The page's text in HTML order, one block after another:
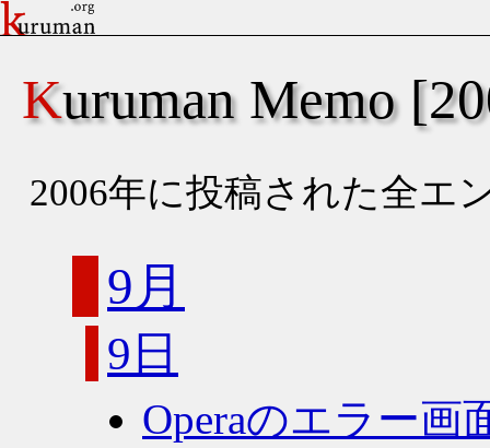
Kuruman Memo
2006年に投稿された全エ
9月
9日
Operaのエラー画